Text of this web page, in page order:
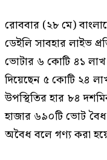
রোববার (২৮ মে)
ডেইলি সাবহার লাইভ
ভোটার ৬ কোটি ৪১
দিয়েছেন ৫ কোটি ২৪
উপস্থিতির হার ৮৪
হাজার ৬৯০টি ভোট
অবৈধ বলে গণ্য করা